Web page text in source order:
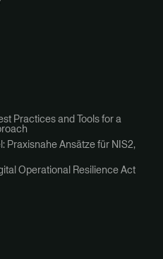
Practices and Tools for a
Praxisnahe Ansätze für NIS2,
Operational Resilience Act